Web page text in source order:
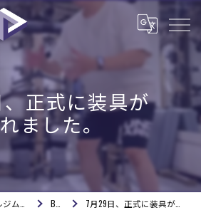
、正式に装具が
ました。
BLOG 7月29日、正式に装具が外れました。